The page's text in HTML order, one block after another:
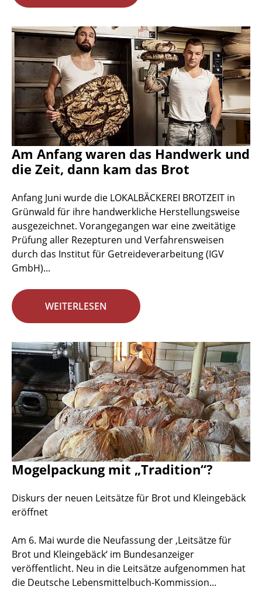
Am Anfang waren das Handwerk und
die Zeit, dann kam das Brot
Anfang Juni wurde die LOKALBÄCKEREI BROTZEIT in
Grünwald für ihre handwerkliche Herstellungsweise
ausgezeichnet. Vorangegangen war eine zweitätige
Prüfung aller Rezepturen und Verfahrensweisen
durch das Institut für Getreideverarbeitung (IGV
GmbH)...
WEITERLESEN
Mogelpackung mit „Tradition“?
Diskurs der neuen Leitsätze für Brot und Kleingebäck
eröffnet
Am 6. Mai wurde die Neufassung der ‚Leitsätze für
Brot und Kleingebäck‘ im Bundesanzeiger
veröffentlicht. Neu in die Leitsätze aufgenommen hat
die Deutsche Lebensmittelbuch-Kommission...